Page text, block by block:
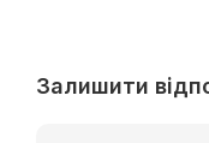
Залишити